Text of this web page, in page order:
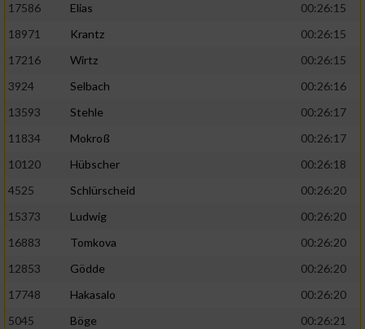
17586
Elias
00:26:15
18971
Krantz
00:26:15
17216
Wirtz
00:26:15
3924
Selbach
00:26:16
13593
Stehle
00:26:17
11834
Mokroß
00:26:17
10120
Hübscher
00:26:18
4525
Schlürscheid
00:26:20
15373
Ludwig
00:26:20
16883
Tomkova
00:26:20
12853
Gödde
00:26:20
17748
Hakasalo
00:26:20
5045
Böge
00:26:21